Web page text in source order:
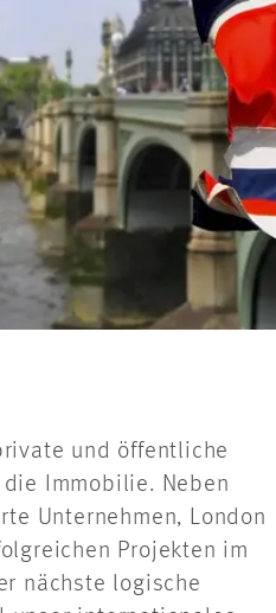
und öffentliche
Immobilie. Neben
Unternehmen, London
Projekten im
nächste logische